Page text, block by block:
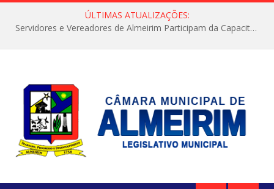
ÚLTIMAS ATUALIZAÇÕES:
Servidores e Vereadores de Almeirim Participam da Capacitação “Orientar é a Nossa Missão”